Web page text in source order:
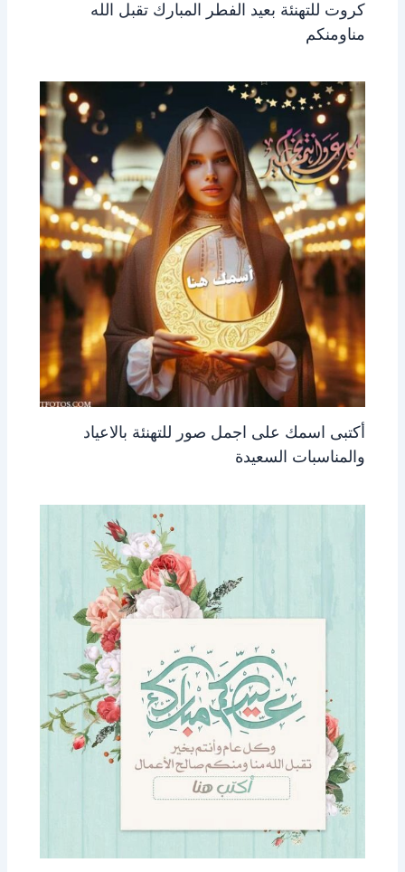
كروت للتهنئة بعيد الفطر المبارك تقبل الله
مناومنكم
أكتبى اسمك على اجمل صور للتهنئة بالاعياد
والمناسبات السعيدة